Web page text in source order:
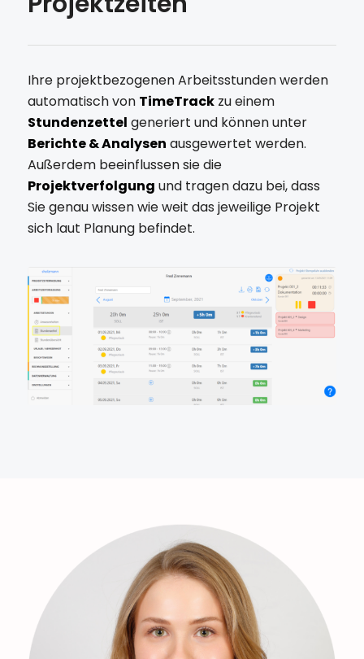
Ihre projektbezogenen Arbeitsstunden werden
automatisch von TimeTrack zu einem
Stundenzettel generiert und können unter
Berichte & Analysen ausgewertet werden.
Außerdem beeinflussen sie die
Projektverfolgung und tragen dazu bei, dass
Sie genau wissen wie weit das jeweilige Projekt
sich laut Planung befindet.